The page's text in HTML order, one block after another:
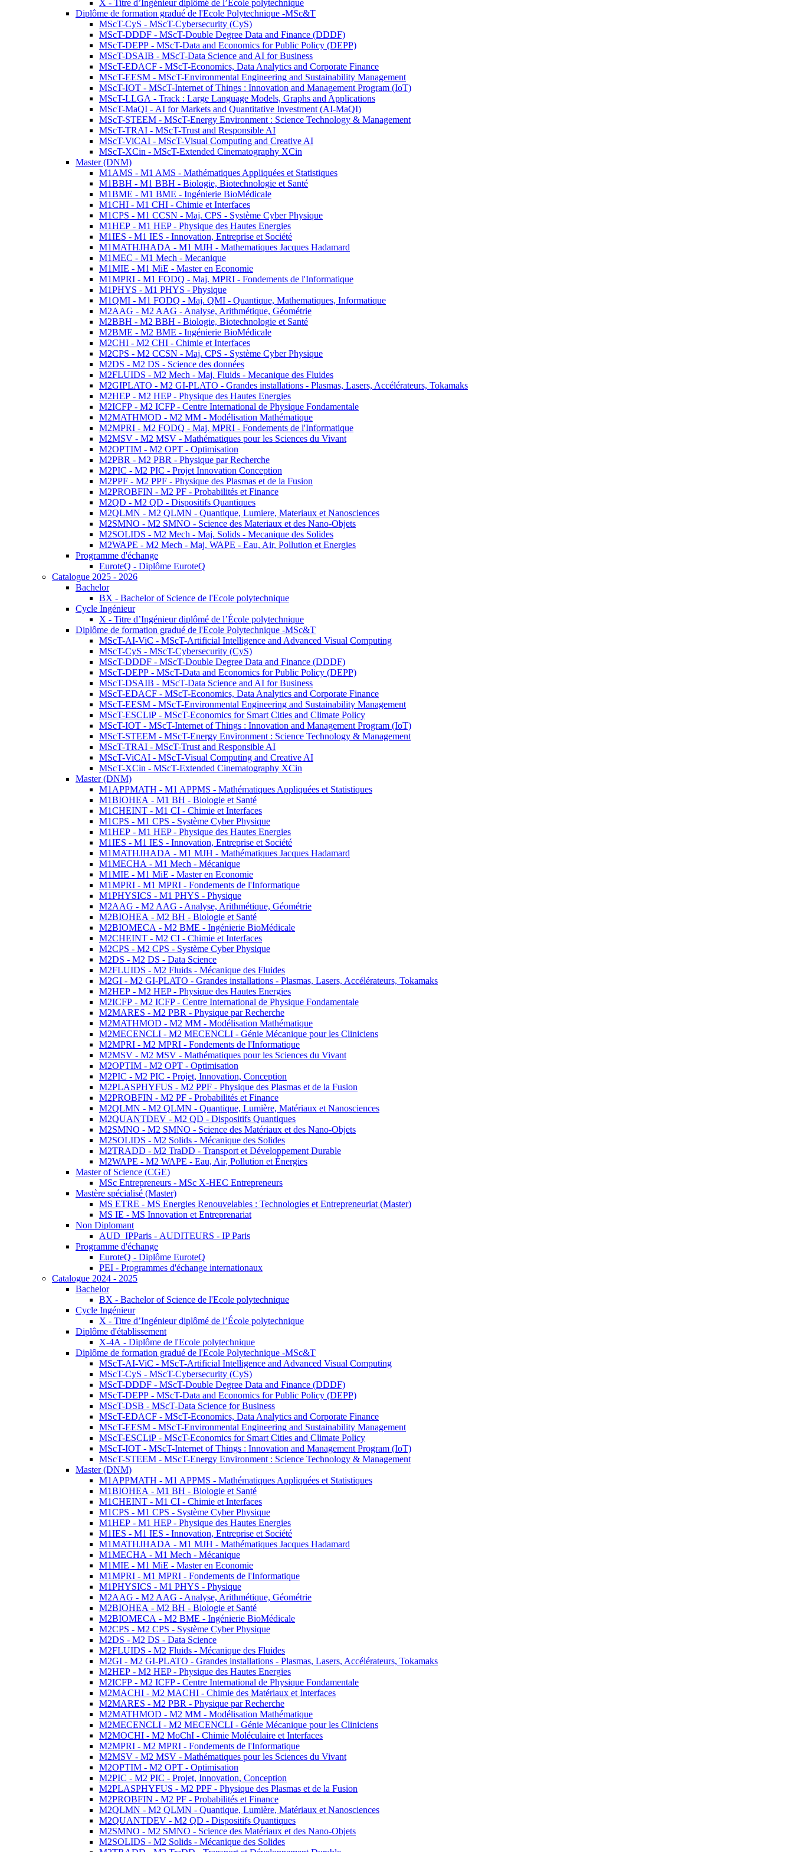
X - Titre d’Ingénieur diplômé de l’École polytechnique
Diplôme de formation gradué de l'Ecole Polytechnique -MSc&T
MScT-CyS - MScT-Cybersecurity (CyS)
MScT-DDDF - MScT-Double Degree Data and Finance (DDDF)
MScT-DEPP - MScT-Data and Economics for Public Policy (DEPP)
MScT-DSAIB - MScT-Data Science and AI for Business
MScT-EDACF - MScT-Economics, Data Analytics and Corporate Finance
MScT-EESM - MScT-Environmental Engineering and Sustainability Management
MScT-IOT - MScT-Internet of Things : Innovation and Management Program (IoT)
MScT-LLGA - Track : Large Language Models, Graphs and Applications
MScT-MaQI - AI for Markets and Quantitative Investment (AI-MaQI)
MScT-STEEM - MScT-Energy Environment : Science Technology & Management
MScT-TRAI - MScT-Trust and Responsible AI
MScT-ViCAI - MScT-Visual Computing and Creative AI
MScT-XCin - MScT-Extended Cinematography XCin
Master (DNM)
M1AMS - M1 AMS - Mathématiques Appliquées et Statistiques
M1BBH - M1 BBH - Biologie, Biotechnologie et Santé
M1BME - M1 BME - Ingénierie BioMédicale
M1CHI - M1 CHI - Chimie et Interfaces
M1CPS - M1 CCSN - Maj. CPS - Système Cyber Physique
M1HEP - M1 HEP - Physique des Hautes Energies
M1IES - M1 IES - Innovation, Entreprise et Société
M1MATHJHADA - M1 MJH - Mathematiques Jacques Hadamard
M1MEC - M1 Mech - Mecanique
M1MIE - M1 MiE - Master en Economie
M1MPRI - M1 FODQ - Maj. MPRI - Fondements de l'Informatique
M1PHYS - M1 PHYS - Physique
M1QMI - M1 FODQ - Maj. QMI - Quantique, Mathematiques, Informatique
M2AAG - M2 AAG - Analyse, Arithmétique, Géométrie
M2BBH - M2 BBH - Biologie, Biotechnologie et Santé
M2BME - M2 BME - Ingénierie BioMédicale
M2CHI - M2 CHI - Chimie et Interfaces
M2CPS - M2 CCSN - Maj. CPS - Système Cyber Physique
M2DS - M2 DS - Science des données
M2FLUIDS - M2 Mech - Maj. Fluids - Mecanique des Fluides
M2GIPLATO - M2 GI-PLATO - Grandes installations - Plasmas, Lasers, Accélérateurs, Tokamaks
M2HEP - M2 HEP - Physique des Hautes Energies
M2ICFP - M2 ICFP - Centre International de Physique Fondamentale
M2MATHMOD - M2 MM - Modélisation Mathématique
M2MPRI - M2 FODQ - Maj. MPRI - Fondements de l'Informatique
M2MSV - M2 MSV - Mathématiques pour les Sciences du Vivant
M2OPTIM - M2 OPT - Optimisation
M2PBR - M2 PBR - Physique par Recherche
M2PIC - M2 PIC - Projet Innovation Conception
M2PPF - M2 PPF - Physique des Plasmas et de la Fusion
M2PROBFIN - M2 PF - Probabilités et Finance
M2QD - M2 QD - Dispositifs Quantiques
M2QLMN - M2 QLMN - Quantique, Lumiere, Materiaux et Nanosciences
M2SMNO - M2 SMNO - Science des Materiaux et des Nano-Objets
M2SOLIDS - M2 Mech - Maj. Solids - Mecanique des Solides
M2WAPE - M2 Mech - Maj. WAPE - Eau, Air, Pollution et Energies
Programme d'échange
EuroteQ - Diplôme EuroteQ
Catalogue 2025 - 2026
Bachelor
BX - Bachelor of Science de l'Ecole polytechnique
Cycle Ingénieur
X - Titre d’Ingénieur diplômé de l’École polytechnique
Diplôme de formation gradué de l'Ecole Polytechnique -MSc&T
MScT-AI-ViC - MScT-Artificial Intelligence and Advanced Visual Computing
MScT-CyS - MScT-Cybersecurity (CyS)
MScT-DDDF - MScT-Double Degree Data and Finance (DDDF)
MScT-DEPP - MScT-Data and Economics for Public Policy (DEPP)
MScT-DSAIB - MScT-Data Science and AI for Business
MScT-EDACF - MScT-Economics, Data Analytics and Corporate Finance
MScT-EESM - MScT-Environmental Engineering and Sustainability Management
MScT-ESCLiP - MScT-Economics for Smart Cities and Climate Policy
MScT-IOT - MScT-Internet of Things : Innovation and Management Program (IoT)
MScT-STEEM - MScT-Energy Environment : Science Technology & Management
MScT-TRAI - MScT-Trust and Responsible AI
MScT-ViCAI - MScT-Visual Computing and Creative AI
MScT-XCin - MScT-Extended Cinematography XCin
Master (DNM)
M1APPMATH - M1 APPMS - Mathématiques Appliquées et Statistiques
M1BIOHEA - M1 BH - Biologie et Santé
M1CHEINT - M1 CI - Chimie et Interfaces
M1CPS - M1 CPS - Système Cyber Physique
M1HEP - M1 HEP - Physique des Hautes Energies
M1IES - M1 IES - Innovation, Entreprise et Société
M1MATHJHADA - M1 MJH - Mathématiques Jacques Hadamard
M1MECHA - M1 Mech - Mécanique
M1MIE - M1 MiE - Master en Economie
M1MPRI - M1 MPRI - Fondements de l'Informatique
M1PHYSICS - M1 PHYS - Physique
M2AAG - M2 AAG - Analyse, Arithmétique, Géométrie
M2BIOHEA - M2 BH - Biologie et Santé
M2BIOMECA - M2 BME - Ingénierie BioMédicale
M2CHEINT - M2 CI - Chimie et Interfaces
M2CPS - M2 CPS - Système Cyber Physique
M2DS - M2 DS - Data Science
M2FLUIDS - M2 Fluids - Mécanique des Fluides
M2GI - M2 GI-PLATO - Grandes installations - Plasmas, Lasers, Accélérateurs, Tokamaks
M2HEP - M2 HEP - Physique des Hautes Energies
M2ICFP - M2 ICFP - Centre International de Physique Fondamentale
M2MARES - M2 PBR - Physique par Recherche
M2MATHMOD - M2 MM - Modélisation Mathématique
M2MECENCLI - M2 MECENCLI - Génie Mécanique pour les Cliniciens
M2MPRI - M2 MPRI - Fondements de l'Informatique
M2MSV - M2 MSV - Mathématiques pour les Sciences du Vivant
M2OPTIM - M2 OPT - Optimisation
M2PIC - M2 PIC - Projet, Innovation, Conception
M2PLASPHYFUS - M2 PPF - Physique des Plasmas et de la Fusion
M2PROBFIN - M2 PF - Probabilités et Finance
M2QLMN - M2 QLMN - Quantique, Lumière, Matériaux et Nanosciences
M2QUANTDEV - M2 QD - Dispositifs Quantiques
M2SMNO - M2 SMNO - Science des Matériaux et des Nano-Objets
M2SOLIDS - M2 Solids - Mécanique des Solides
M2TRADD - M2 TraDD - Transport et Développement Durable
M2WAPE - M2 WAPE - Eau, Air, Pollution et Énergies
Master of Science (CGE)
MSc Entrepreneurs - MSc X-HEC Entrepreneurs
Mastère spécialisé (Master)
MS ETRE - MS Energies Renouvelables : Technologies et Entrepreneuriat (Master)
MS IE - MS Innovation et Entreprenariat
Non Diplomant
AUD_IPParis - AUDITEURS - IP Paris
Programme d'échange
EuroteQ - Diplôme EuroteQ
PEI - Programmes d'échange internationaux
Catalogue 2024 - 2025
Bachelor
BX - Bachelor of Science de l'Ecole polytechnique
Cycle Ingénieur
X - Titre d’Ingénieur diplômé de l’École polytechnique
Diplôme d'établissement
X-4A - Diplôme de l'Ecole polytechnique
Diplôme de formation gradué de l'Ecole Polytechnique -MSc&T
MScT-AI-ViC - MScT-Artificial Intelligence and Advanced Visual Computing
MScT-CyS - MScT-Cybersecurity (CyS)
MScT-DDDF - MScT-Double Degree Data and Finance (DDDF)
MScT-DEPP - MScT-Data and Economics for Public Policy (DEPP)
MScT-DSB - MScT-Data Science for Business
MScT-EDACF - MScT-Economics, Data Analytics and Corporate Finance
MScT-EESM - MScT-Environmental Engineering and Sustainability Management
MScT-ESCLiP - MScT-Economics for Smart Cities and Climate Policy
MScT-IOT - MScT-Internet of Things : Innovation and Management Program (IoT)
MScT-STEEM - MScT-Energy Environment : Science Technology & Management
Master (DNM)
M1APPMATH - M1 APPMS - Mathématiques Appliquées et Statistiques
M1BIOHEA - M1 BH - Biologie et Santé
M1CHEINT - M1 CI - Chimie et Interfaces
M1CPS - M1 CPS - Système Cyber Physique
M1HEP - M1 HEP - Physique des Hautes Energies
M1IES - M1 IES - Innovation, Entreprise et Société
M1MATHJHADA - M1 MJH - Mathématiques Jacques Hadamard
M1MECHA - M1 Mech - Mécanique
M1MIE - M1 MiE - Master en Economie
M1MPRI - M1 MPRI - Fondements de l'Informatique
M1PHYSICS - M1 PHYS - Physique
M2AAG - M2 AAG - Analyse, Arithmétique, Géométrie
M2BIOHEA - M2 BH - Biologie et Santé
M2BIOMECA - M2 BME - Ingénierie BioMédicale
M2CPS - M2 CPS - Système Cyber Physique
M2DS - M2 DS - Data Science
M2FLUIDS - M2 Fluids - Mécanique des Fluides
M2GI - M2 GI-PLATO - Grandes installations - Plasmas, Lasers, Accélérateurs, Tokamaks
M2HEP - M2 HEP - Physique des Hautes Energies
M2ICFP - M2 ICFP - Centre International de Physique Fondamentale
M2MACHI - M2 MACHI - Chimie des Matériaux et Interfaces
M2MARES - M2 PBR - Physique par Recherche
M2MATHMOD - M2 MM - Modélisation Mathématique
M2MECENCLI - M2 MECENCLI - Génie Mécanique pour les Cliniciens
M2MOCHI - M2 MoChI - Chimie Moléculaire et Interfaces
M2MPRI - M2 MPRI - Fondements de l'Informatique
M2MSV - M2 MSV - Mathématiques pour les Sciences du Vivant
M2OPTIM - M2 OPT - Optimisation
M2PIC - M2 PIC - Projet, Innovation, Conception
M2PLASPHYFUS - M2 PPF - Physique des Plasmas et de la Fusion
M2PROBFIN - M2 PF - Probabilités et Finance
M2QLMN - M2 QLMN - Quantique, Lumière, Matériaux et Nanosciences
M2QUANTDEV - M2 QD - Dispositifs Quantiques
M2SMNO - M2 SMNO - Science des Matériaux et des Nano-Objets
M2SOLIDS - M2 Solids - Mécanique des Solides